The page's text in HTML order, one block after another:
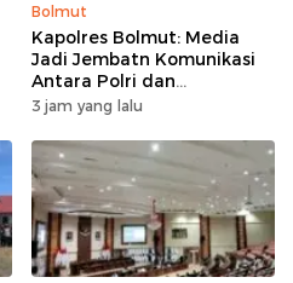
Bolmut
Kapolres Bolmut: Media
Jadi Jembatn Komunikasi
Antara Polri dan
Masyarakat
3 jam yang lalu